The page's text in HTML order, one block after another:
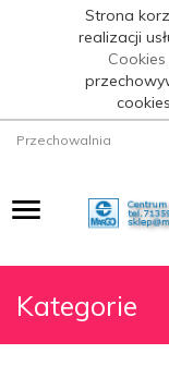
Strona
realizacji
Przechowalnia
Kategorie